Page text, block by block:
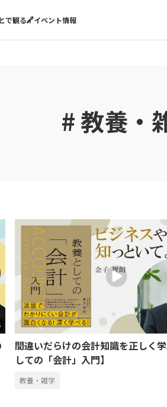
で観る イベント情報
# 教養・
間違いだらけの会計知識を正しく
しての「会計」入門】
教養・雑学